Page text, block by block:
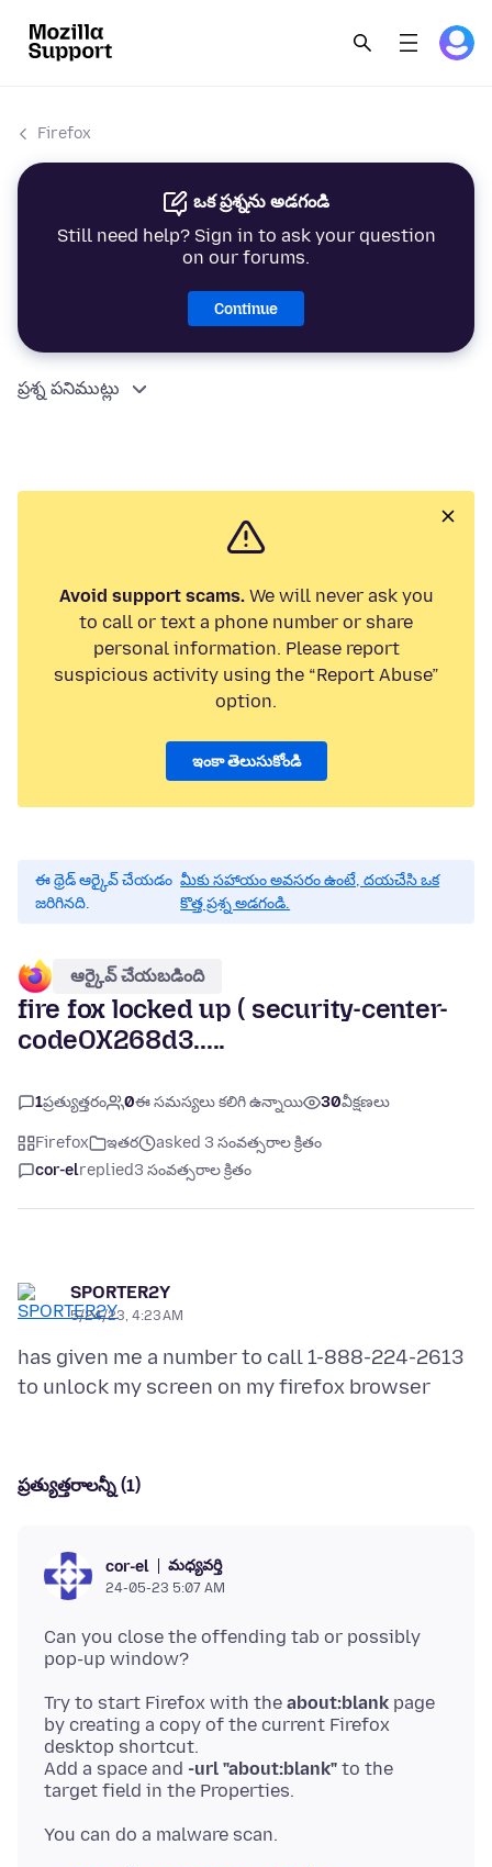
Firefox
ఒక ప్రశ్నను అడగండి
Still need help? Sign in to ask your question
on our forums.
Continue
ప్రశ్న పనిముట్లు
Avoid support scams.We will never ask you
to call or text a phone number or share
personal information. Please report
suspicious activity using the “Report Abuse”
option.
ఇంకా తెలుసుకోండి
ఈ థ్రెడ్ ఆర్కైవ్ చేయడం
జరిగినది.
మీకు సహాయం అవసరం ఉంటే, దయచేసి ఒక
కొత్త ప్రశ్న అడగండి.
ఆర్కైవ్ చేయబడింది
fire fox locked up ( security-center-
codeOX268d3.....
1ప్రత్యుత్తరం 0ఈ సమస్యలు కలిగి ఉన్నాయి 30వీక్షణలు
Firefox ఇతర
asked 3 సంవత్సరాల క్రితం
cor-elreplied3 సంవత్సరాల క్రితం
SPORTER2Y
5/24/23, 4:23 AM
has given me a number to call 1-888-224-2613
ప్రత్యుత్తరాలన్నీ (1)
cor-el మధ్యవర్తి
24-05-23 5:07 AM
Can you close the offending tab or possibly
Try to start Firefox with the about:blank page
by creating a copy of the current Firefox
desktop shortcut.
Add a space and -url "about:blank" to the